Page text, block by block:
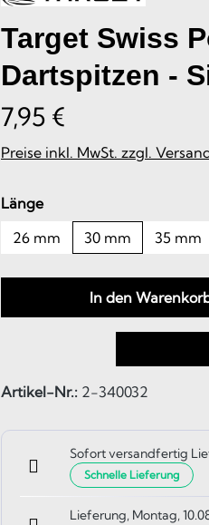
Target Swiss
Dartspitzen -
7,95 €
Preise inkl. MwSt. zzgl.
Längeauswählen
26 mm
30 mm 35 mm
In den
Artikel-Nr.: 2-340032
Sofort versandfertig
Schnelle Lieferung
Lieferung, Montag,